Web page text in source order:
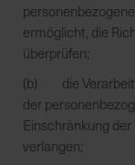
ermöglicht, die
überprüfen;
(b) die
der
Einschränkung
verlangen;